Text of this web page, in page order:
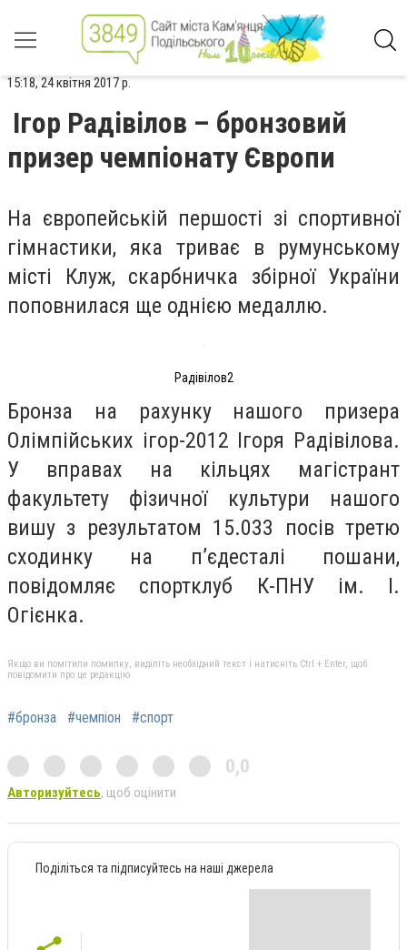
15:18, 24 квітня 2017 р.
Ігор Радівілов – бронзовий
призер чемпіонату Європи
На європейській першості зі спортивної
гімнастики, яка триває в румунському
місті Клуж, скарбничка збірної України
поповнилася ще однією медаллю.
Радівілов2
Бронза на рахунку нашого призера
Олімпійських ігор-2012 Ігоря Радівілова.
У вправах на кільцях магістрант
факультету фізичної культури нашого
вишу з результатом 15.033 посів третю
сходинку на п’єдесталі пошани,
повідомляє спортклуб К-ПНУ ім. І.
Огієнка.
Якщо ви помітили помилку, виділіть необхідний текст і натисніть Ctrl + Enter, щоб
повідомити про це редакцію
#бронза #чемпіон #спорт
0,0
Авторизуйтесь, щоб оцінити
Поділіться та підписуйтесь на наші джерела